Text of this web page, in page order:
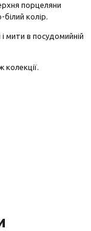
порцеляни
колір.
мити в посудомийній
колекції.